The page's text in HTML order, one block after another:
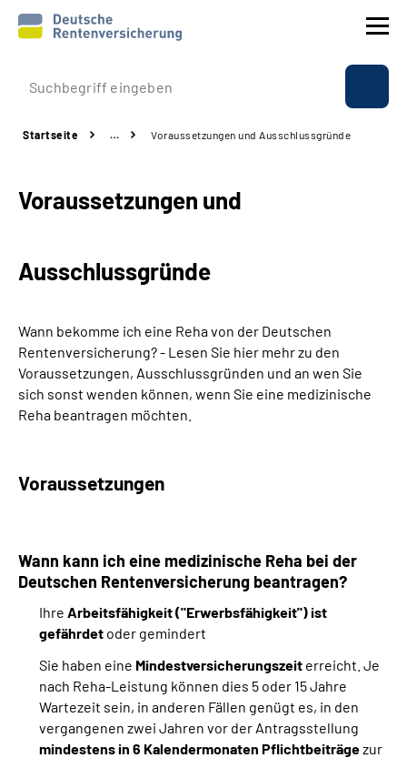
Prävention
Rente
Über uns & Presse
Online-Services
Mein Kundenportal
Startseite … Voraussetzungen und Ausschlussgründe
Voraussetzungen und
Ausschlussgründe
Wann bekomme ich eine Reha von der Deutschen
Rentenversicherung? - Lesen Sie hier mehr zu den
Voraussetzungen, Ausschlussgründen und an wen Sie
sich sonst wenden können, wenn Sie eine medizinische
Reha beantragen möchten.
Voraussetzungen
Wann kann ich eine medizinische Reha bei der
Deutschen Rentenversicherung beantragen?
Ihre Arbeitsfähigkeit ("Erwerbsfähigkeit") ist
gefährdet oder gemindert
Sie haben eine Mindestversicherungszeit erreicht. Je
nach Reha-Leistung können dies 5 oder 15 Jahre
Wartezeit sein, in anderen Fällen genügt es, in den
vergangenen zwei Jahren vor der Antragsstellung
mindestens in 6 Kalendermonaten Pflichtbeiträgezur